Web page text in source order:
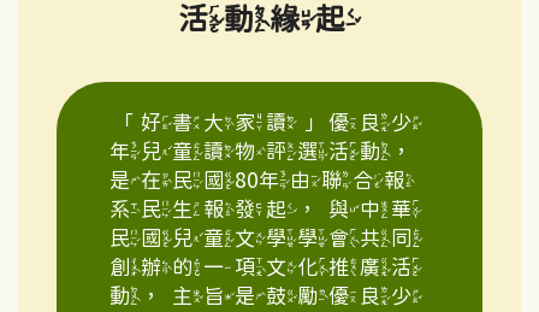
活動緣起
「好書大家讀」優良少
年兒童讀物評選活動，
是在民國80年由聯合報
系民生報發起，與中華
民國兒童文學學會共同
創辦的一項文化推廣活
動，主旨是鼓勵優良少